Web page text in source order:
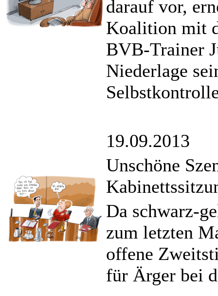
darauf vor,
Koalition mit
BVB-Trainer
Niederlage
19.09.2013
Unschöne
Da schwarz-
zum letzten
offene
für Ärger bei